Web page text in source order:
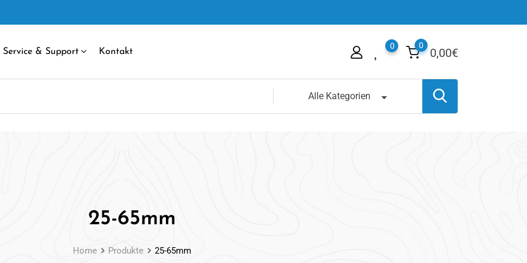
Service & Support Kontakt 0,00€
0
0
Alle Kategorien
25-65mm
Home Produkte 25-65mm